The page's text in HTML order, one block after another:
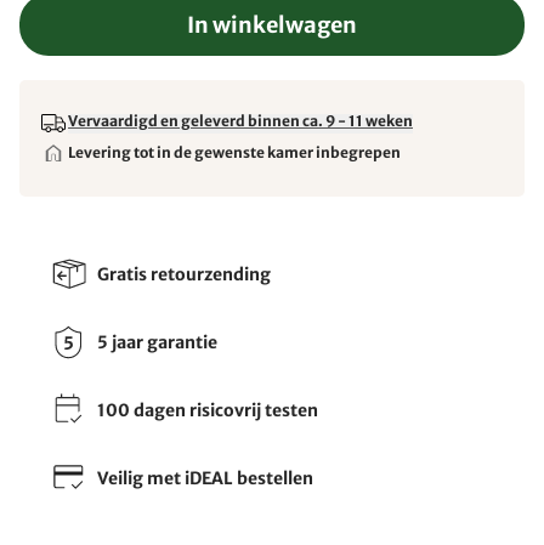
In winkelwagen
Vervaardigd en geleverd binnen ca. 9 - 11 weken
Levering tot in de gewenste kamer inbegrepen
Gratis retourzending
5 jaar garantie
100 dagen risicovrij testen
Veilig met iDEAL bestellen